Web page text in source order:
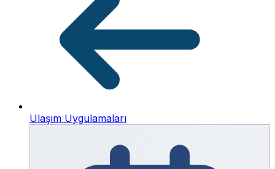
Ulaşım Uygulamaları